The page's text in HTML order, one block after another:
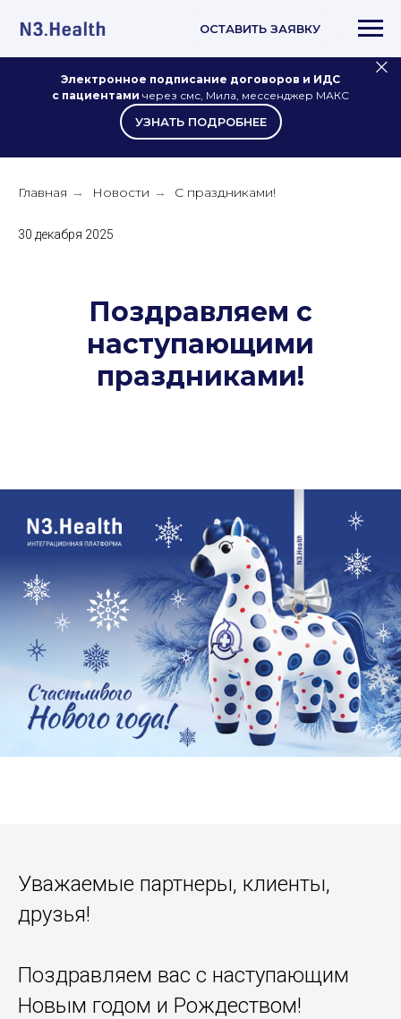
Электронное подписание договоров и ИДС
с пациентами через смс, Мила, мессенджер МАКС
УЗНАТЬ ПОДРОБНЕЕ
ОСТАВИТЬ ЗАЯВКУ
Главная → Новости → С праздниками!
30 декабря 2025
Поздравляем с
наступающими
праздниками!
Уважаемые партнеры, клиенты,
друзья!
Поздравляем вас с наступающим
Новым годом и Рождеством!